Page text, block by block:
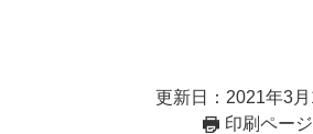
更新日：2021年3月
印刷ペー